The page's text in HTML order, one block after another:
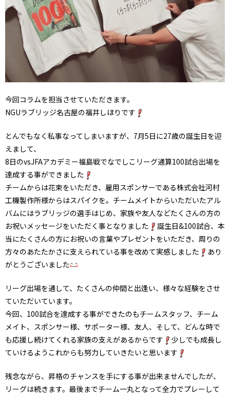
今回コラムを担当させていただきます。
NGUラブリッジ名古屋の福井しほりです
とんでもなく私事なってしまいますが、7月5日に27歳の誕生日を迎
えまして、
8日のvsJFAアカデミー福島戦でなでしこリーグ通算100試合出場を
達成する事ができました
チームからは花束をいただき、雇用スポンサーである株式会社河村
工機製作所様からはスパイクを。チームメイトからいただいたアル
バムにはラブリッジの選手はじめ、家族や友人などたくさんの方の
お祝いメッセージをいただく事となりました
誕生日&100試合、本
当にたくさんの方にお祝いの言葉やプレゼントをいただき、周りの
方々のあたたかさに支えられている事を改めて実感しました
あり
がとうございました
リーグ出場を通して、たくさんの仲間と出逢い、様々な経験をさせ
ていただいています。
今回、100試合を達成する事ができたのもチームスタッフ、チーム
メイト、スポンサー様、サポーター様、友人、そして、どんな時で
も応援し続けてくれる家族の支えがあるからです
少しでも成長し
ていけるようこれからも努力していきたいと思います
残念ながら、昇格のチャンスを手にする事が出来ませんでしたが、
リーグは続きます。最後までチーム一丸となって全力でプレーして